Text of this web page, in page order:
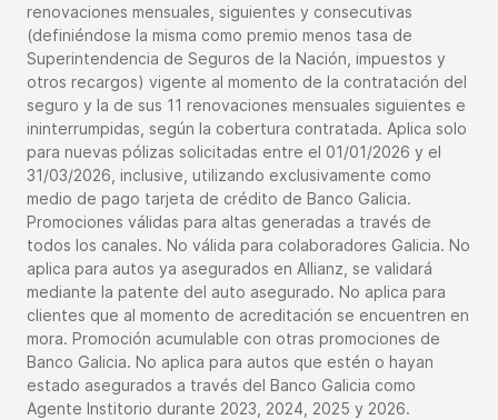
renovaciones mensuales, siguientes y consecutivas
(definiéndose la misma como premio menos tasa de
Superintendencia de Seguros de la Nación, impuestos y
otros recargos) vigente al momento de la contratación del
seguro y la de sus 11 renovaciones mensuales siguientes e
ininterrumpidas, según la cobertura contratada. Aplica solo
para nuevas pólizas solicitadas entre el 01/01/2026 y el
31/03/2026, inclusive, utilizando exclusivamente como
medio de pago tarjeta de crédito de Banco Galicia.
Promociones válidas para altas generadas a través de
todos los canales. No válida para colaboradores Galicia. No
aplica para autos ya asegurados en Allianz, se validará
mediante la patente del auto asegurado. No aplica para
clientes que al momento de acreditación se encuentren en
mora. Promoción acumulable con otras promociones de
Banco Galicia. No aplica para autos que estén o hayan
estado asegurados a través del Banco Galicia como
Agente Institorio durante 2023, 2024, 2025 y 2026.